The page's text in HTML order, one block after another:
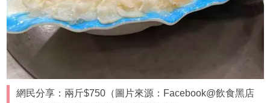
網民分享：兩斤$750（圖片來源：Facebook@飲食黑店